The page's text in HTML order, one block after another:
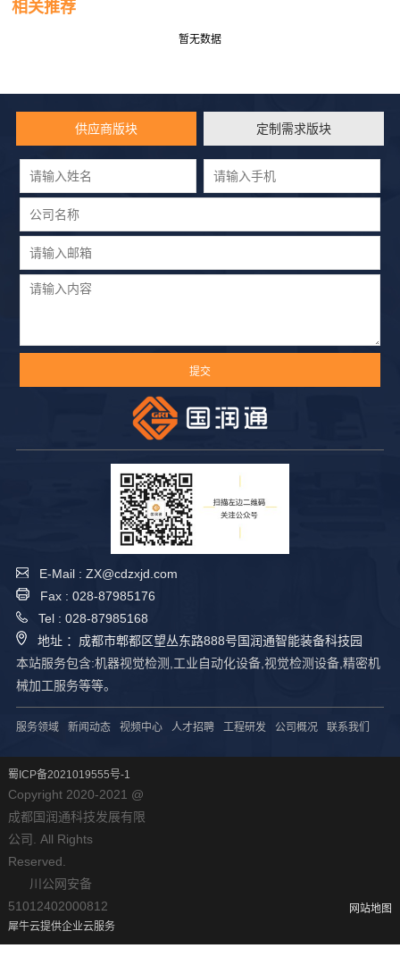
相关推荐
暂无数据
供应商版块 定制需求版块
E-Mail : ZX@cdzxjd.com
Fax : 028-87985176
Tel : 028-87985168
地址 ：成都市郫都区望丛东路888号国润通智能装备科技园
本站服务包含:机器视觉检测,工业自动化设备,视觉检测设备,精密机
械加工服务等等。
服务领域 新闻动态 视频中心 人才招聘 工程研发 公司概况 联系我们
蜀ICP备2021019555号-1
Copyright 2020-2021 @
成都国润通科技发展有限
公司. All Rights
Reserved.
川公网安备
51012402000812
犀牛云提供企业云服务
网站地图